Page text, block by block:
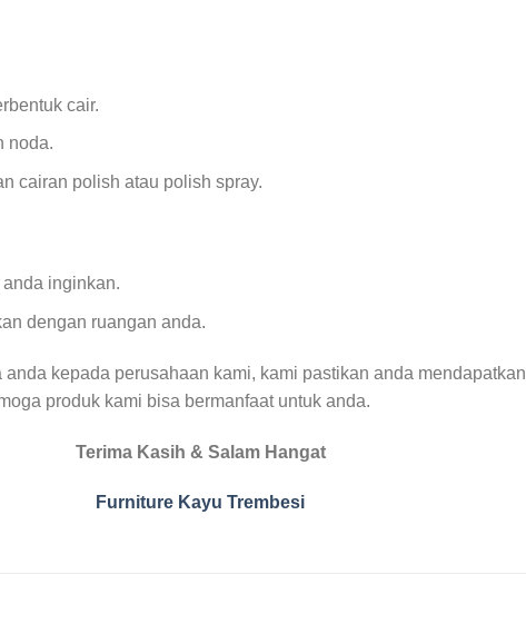
cair.
noda.
cairan polish atau polish spray.
inginkan.
dengan ruangan anda.
kepada perusahaan kami, kami pastikan anda
produk kami bisa bermanfaat untuk anda.
Terima Kasih & Salam Hangat
Furniture Kayu Trembesi